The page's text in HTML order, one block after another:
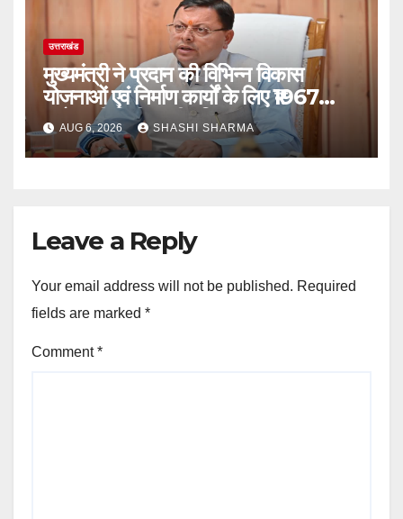
उत्तराखंड
मुख्यमंत्री ने प्रदान की विभिन्न विकास
योजनाओं एवं निर्माण कार्यों के लिए ₹1967
करोड़ की वित्तीय स्वीकृति
AUG 6, 2026 SHASHI SHARMA
Leave a Reply
Your email address will not be published. Required
fields are marked *
Comment*